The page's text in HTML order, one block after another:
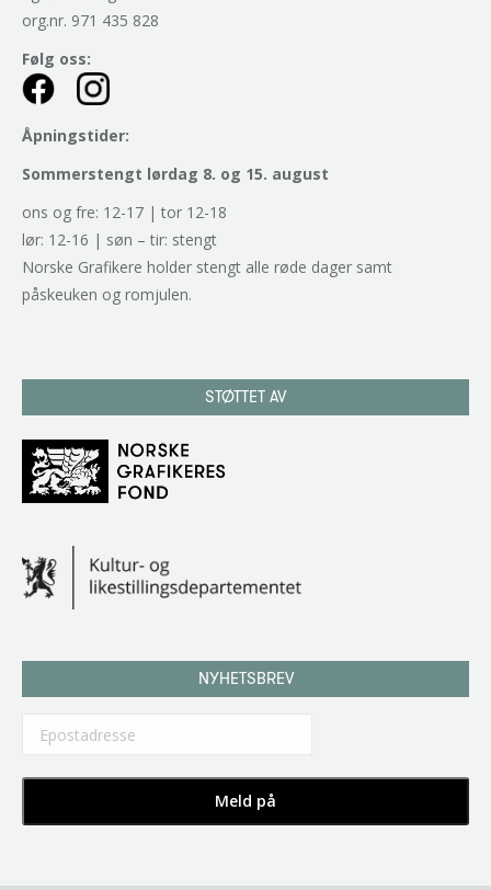
org.nr. 971 435 828
Følg oss:
Åpningstider:
Sommerstengt lørdag 8. og 15. august
ons og fre: 12-17 | tor 12-18
lør: 12-16 | søn – tir: stengt
Norske Grafikere holder stengt alle røde dager samt
påskeuken og romjulen.
STØTTET AV
NYHETSBREV